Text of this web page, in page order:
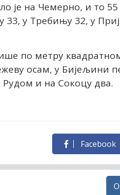
је на Чемерно, и то
33, у Требињу 32, у
по метру
осам, у Бијељини
Рудом и на Сокоцу два.
Facebook